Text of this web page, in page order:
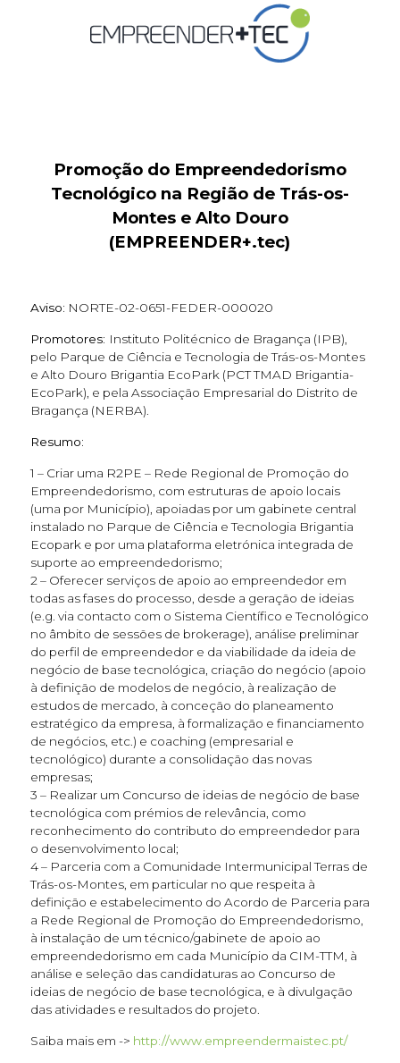
Promoção do Empreendedorismo
Tecnológico na Região de Trás-os-
Montes e Alto Douro
(EMPREENDER+.tec)
Aviso: NORTE-02-0651-FEDER-000020
Promotores: Instituto Politécnico de Bragança (IPB),
pelo Parque de Ciência e Tecnologia de Trás-os-Montes
e Alto Douro Brigantia EcoPark (PCT TMAD Brigantia-
EcoPark), e pela Associação Empresarial do Distrito de
Bragança (NERBA).
Resumo:
1 – Criar uma R2PE – Rede Regional de Promoção do
Empreendedorismo, com estruturas de apoio locais
(uma por Município), apoiadas por um gabinete central
instalado no Parque de Ciência e Tecnologia Brigantia
Ecopark e por uma plataforma eletrónica integrada de
suporte ao empreendedorismo;
2 – Oferecer serviços de apoio ao empreendedor em
todas as fases do processo, desde a geração de ideias
(e.g. via contacto com o Sistema Científico e Tecnológico
no âmbito de sessões de brokerage), análise preliminar
do perfil de empreendedor e da viabilidade da ideia de
negócio de base tecnológica, criação do negócio (apoio
à definição de modelos de negócio, à realização de
estudos de mercado, à conceção do planeamento
estratégico da empresa, à formalização e financiamento
de negócios, etc.) e coaching (empresarial e
tecnológico) durante a consolidação das novas
empresas;
3 – Realizar um Concurso de ideias de negócio de base
tecnológica com prémios de relevância, como
reconhecimento do contributo do empreendedor para
o desenvolvimento local;
4 – Parceria com a Comunidade Intermunicipal Terras de
Trás-os-Montes, em particular no que respeita à
definição e estabelecimento do Acordo de Parceria para
a Rede Regional de Promoção do Empreendedorismo,
à instalação de um técnico/gabinete de apoio ao
empreendedorismo em cada Município da CIM-TTM, à
análise e seleção das candidaturas ao Concurso de
ideias de negócio de base tecnológica, e à divulgação
das atividades e resultados do projeto.
Saiba mais em -> http://www.empreendermaistec.pt/